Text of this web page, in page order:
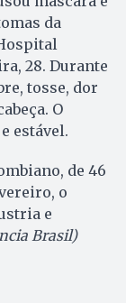
da
28. Durante
tosse, dor
O
estável.
de 46
o
e
Brasil)